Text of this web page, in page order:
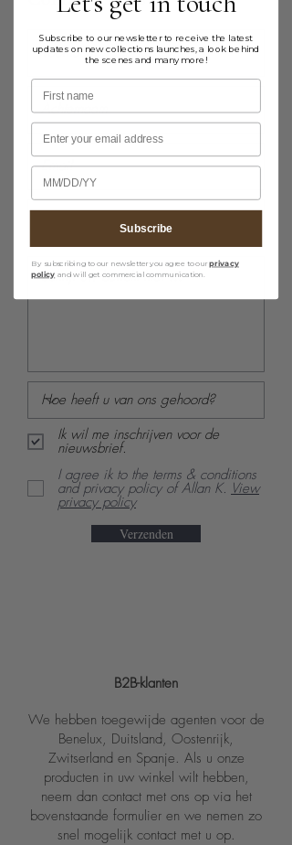
Ik wil me inschrijven voor de
nieuwsbrief.
I agree ik to the terms & conditions
and privacy policy of Allan K. View
privacy policy
Verzenden
B2B-klanten
We hebben toegewijde agenten voor de
Benelux, Duitsland, Oostenrijk,
Zwitserland en Spanje. Als u onze
producten in uw winkel wilt hebben,
neem dan contact met ons op via het
bovenstaande formulier en we nemen zo
snel mogelijk contact met u op.
Subscribe to our newsletter to receive the latest
updates on new collections launches, a look behind
the scenes and many more!
First name
Email
Birthday
Subscribe
By subscribing to our newsletter you agree to ourprivacy
policy and will get commercial communication.